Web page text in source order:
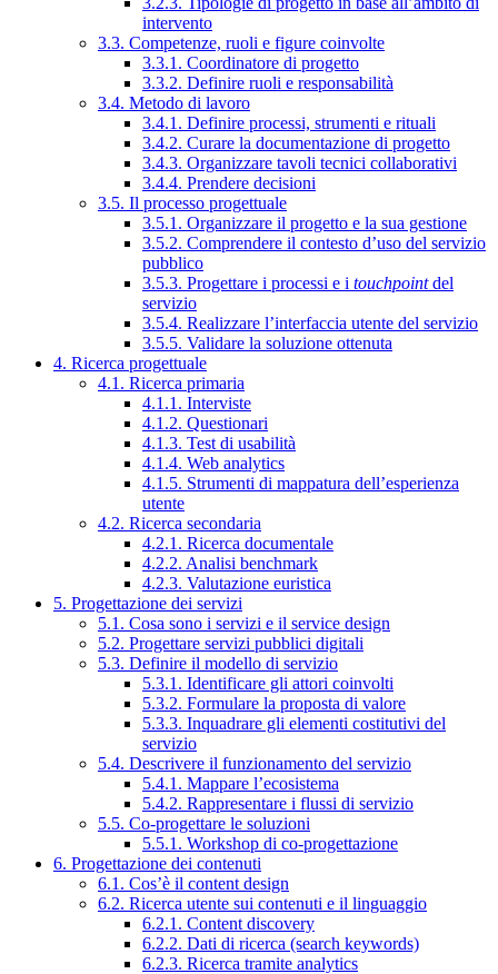
intervento
3.3. Competenze, ruoli e figure coinvolte
3.3.1. Coordinatore di progetto
3.3.2. Definire ruoli e responsabilità
3.4. Metodo di lavoro
3.4.1. Definire processi, strumenti e rituali
3.4.2. Curare la documentazione di progetto
3.4.3. Organizzare tavoli tecnici collaborativi
3.4.4. Prendere decisioni
3.5. Il processo progettuale
3.5.1. Organizzare il progetto e la sua gestione
3.5.2. Comprendere il contesto d’uso del servizio
pubblico
3.5.3. Progettare i processi e i touchpointdel
servizio
3.5.4. Realizzare l’interfaccia utente del servizio
3.5.5. Validare la soluzione ottenuta
4. Ricerca progettuale
4.1. Ricerca primaria
4.1.1. Interviste
4.1.2. Questionari
4.1.3. Test di usabilità
4.1.4. Web analytics
4.1.5. Strumenti di mappatura dell’esperienza
utente
4.2. Ricerca secondaria
4.2.1. Ricerca documentale
4.2.2. Analisi benchmark
4.2.3. Valutazione euristica
5. Progettazione dei servizi
5.1. Cosa sono i servizi e il service design
5.2. Progettare servizi pubblici digitali
5.3. Definire il modello di servizio
5.3.1. Identificare gli attori coinvolti
5.3.2. Formulare la proposta di valore
5.3.3. Inquadrare gli elementi costitutivi del
servizio
5.4. Descrivere il funzionamento del servizio
5.4.1. Mappare l’ecosistema
5.4.2. Rappresentare i flussi di servizio
5.5. Co-progettare le soluzioni
5.5.1. Workshop di co-progettazione
6. Progettazione dei contenuti
6.1. Cos’è il content design
6.2. Ricerca utente sui contenuti e il linguaggio
6.2.1. Content discovery
6.2.2. Dati di ricerca (search keywords)
6.2.3. Ricerca tramite analytics